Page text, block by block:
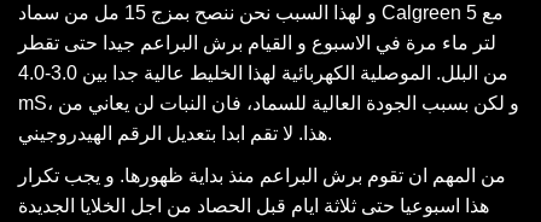
و لهذا السبب نحن ننصح بمزج 15 مل من سماد Calgreen مع 5
لتر ماء مرة في الاسبوع و القيام برش البراعم جيدا حتى تقطر
من البلل. الموصلية الكهربائية لهذا الخليط عالية جدا بين 3.0-4.0
mS، و لكن بسبب الجودة العالية للسماد، فان النبات لن يعاني من
هذا. لا تقم ابدا بتعديل الرقم الهيدروجيني.
من المهم ان تقوم برش البراعم منذ بداية ظهورها. و يجب تكرار
هذا اسبوعيا حتى ثلاثة ايام قبل الحصاد من اجل الخلايا الجديدة